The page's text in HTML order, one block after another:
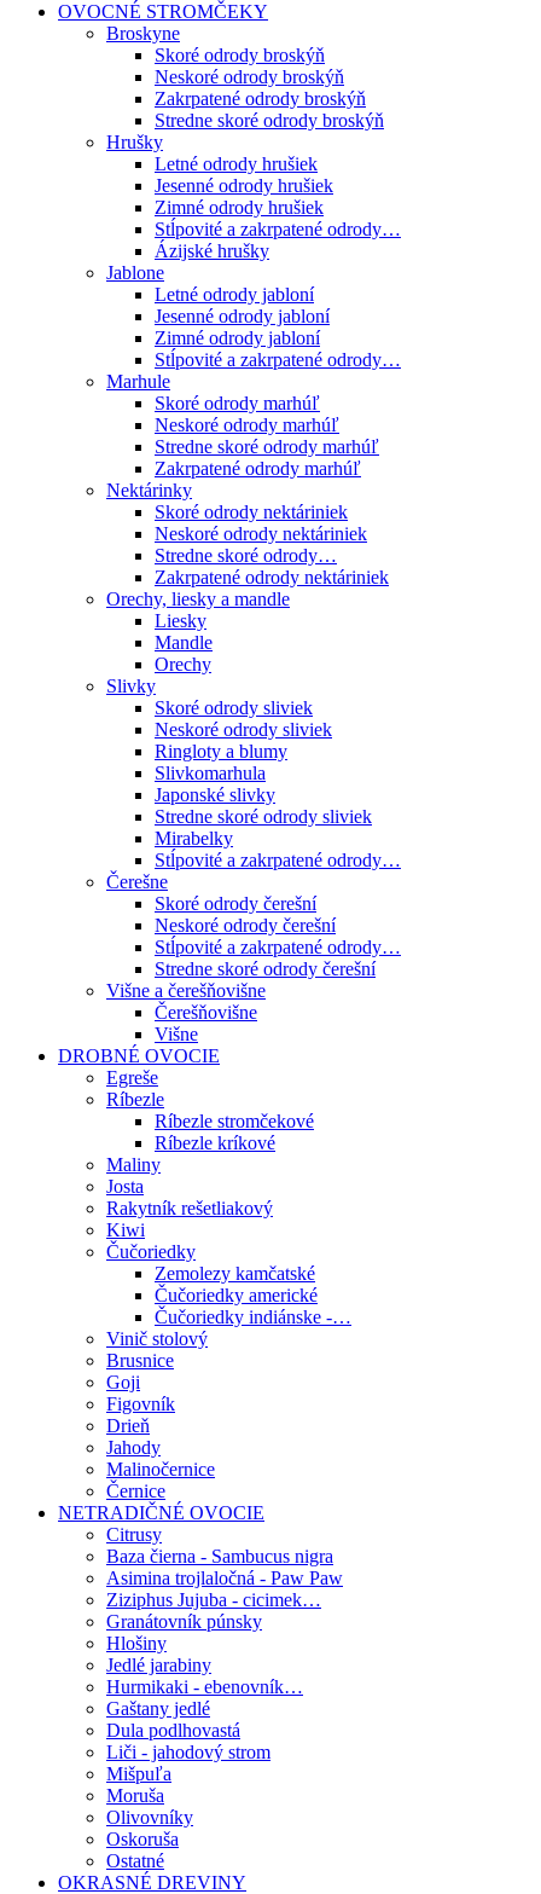
OVOCNÉ STROMČEKY
Broskyne
Skoré odrody broskýň
Neskoré odrody broskýň
Zakrpatené odrody broskýň
Stredne skoré odrody broskýň
Hrušky
Letné odrody hrušiek
Jesenné odrody hrušiek
Zimné odrody hrušiek
Stĺpovité a zakrpatené odrody…
Ázijské hrušky
Jablone
Letné odrody jabloní
Jesenné odrody jabloní
Zimné odrody jabloní
Stĺpovité a zakrpatené odrody…
Marhule
Skoré odrody marhúľ
Neskoré odrody marhúľ
Stredne skoré odrody marhúľ
Zakrpatené odrody marhúľ
Nektárinky
Skoré odrody nektáriniek
Neskoré odrody nektáriniek
Stredne skoré odrody…
Zakrpatené odrody nektáriniek
Orechy, liesky a mandle
Liesky
Mandle
Orechy
Slivky
Skoré odrody sliviek
Neskoré odrody sliviek
Ringloty a blumy
Slivkomarhula
Japonské slivky
Stredne skoré odrody sliviek
Mirabelky
Stĺpovité a zakrpatené odrody…
Čerešne
Skoré odrody čerešní
Neskoré odrody čerešní
Stĺpovité a zakrpatené odrody…
Stredne skoré odrody čerešní
Višne a čerešňovišne
Čerešňovišne
Višne
DROBNÉ OVOCIE
Egreše
Ríbezle
Ríbezle stromčekové
Ríbezle kríkové
Maliny
Josta
Rakytník rešetliakový
Kiwi
Čučoriedky
Zemolezy kamčatské
Čučoriedky americké
Čučoriedky indiánske -…
Vinič stolový
Brusnice
Goji
Figovník
Drieň
Jahody
Malinočernice
Černice
NETRADIČNÉ OVOCIE
Citrusy
Baza čierna - Sambucus nigra
Asimina trojlaločná - Paw Paw
Ziziphus Jujuba - cicimek…
Granátovník púnsky
Hlošiny
Jedlé jarabiny
Hurmikaki - ebenovník…
Gaštany jedlé
Dula podlhovastá
Liči - jahodový strom
Mišpuľa
Moruša
Olivovníky
Oskoruša
Ostatné
OKRASNÉ DREVINY